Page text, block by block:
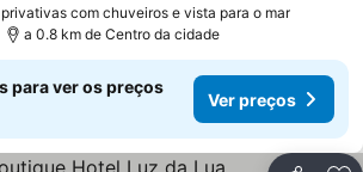
com chuveiros e vista para o mar
a 0.8 km de Centro da cidade
para ver os preços
Ver preços